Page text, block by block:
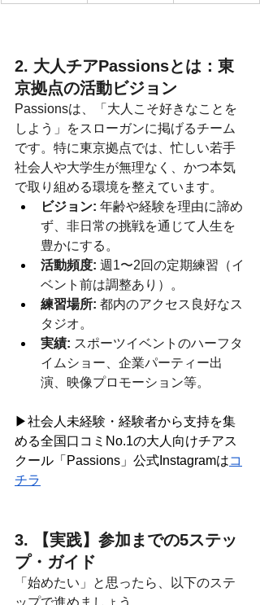
2. 大人チアPassionsとは：東
京拠点の活動ビジョン
Passionsは、「大人こそ好きなことを
しよう」をスローガンに掲げるチーム
です。特に東京拠点では、忙しい若手
社会人や大学生が無理なく、かつ本気
で取り組める環境を整えています。
ビジョン: 年齢や経験を理由に諦め
ず、非日常の挑戦を通じて人生を
豊かにする。
活動頻度: 週1〜2回の定期練習（イ
ベント前は調整あり）。
練習場所: 都内のアクセス良好なス
タジオ。
実績: スポーツイベントのハーフタ
イムショー、企業パーティー出
演、映像プロモーション等。
▶社会人未経験・経験者から支持を集
める全国口コミNo.1の大人向けチアス
クール「Passions」公式Instagramはコ
チラ
3. 【実践】参加までの5ステッ
プ・ガイド
「始めたい」と思ったら、以下のステ
ップで進めましょう。